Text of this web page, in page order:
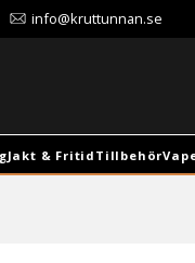
info@kruttunnan.se
Jakt & Fritid Tillbehör